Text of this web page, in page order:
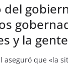
del
y la
aseguró que «la